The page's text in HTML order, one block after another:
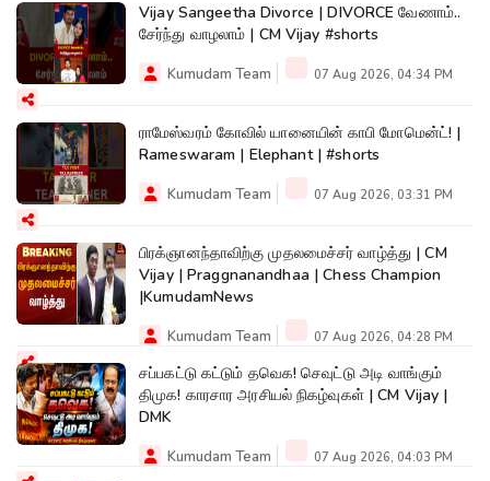
Vijay Sangeetha Divorce | DIVORCE வேணாம்..
சேர்ந்து வாழலாம் | CM Vijay #shorts
Kumudam Team 07 Aug 2026, 04:34 PM
ராமேஸ்வரம் கோவில் யானையின் காபி மோமென்ட்! |
Rameswaram | Elephant | #shorts
Kumudam Team 07 Aug 2026, 03:31 PM
பிரக்ஞானந்தாவிற்கு முதலமைச்சர் வாழ்த்து | CM
Vijay | Praggnanandhaa | Chess Champion
|KumudamNews
Kumudam Team 07 Aug 2026, 04:28 PM
சப்பகட்டு கட்டும் தவெக! செவுட்டு அடி வாங்கும்
திமுக! காரசார அரசியல் நிகழ்வுகள் | CM Vijay |
DMK
Kumudam Team 07 Aug 2026, 04:03 PM